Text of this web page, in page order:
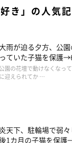
キやクッキーなどの
原料となるバター
似たような成分の動
いニオイのもとにな
好き」の人気
大雨が迫る夕方、公
っていた子猫を保護
と“姉妹”のような関係
公園の花壇で動けなくなっ
に迎えられてか …
炎天下、駐輪場で弱
1カ月の子猫を保護